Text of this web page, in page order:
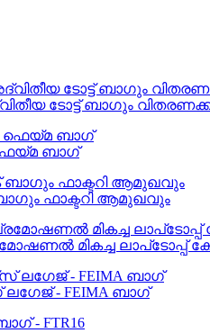
ടോട്ട് ബാഗും
ബാഗ്
ഫാക്ടറി ആമുഖവും
മികച്ച ലാപ്‌ടോപ്പ്
- FEIMA ബാഗ്